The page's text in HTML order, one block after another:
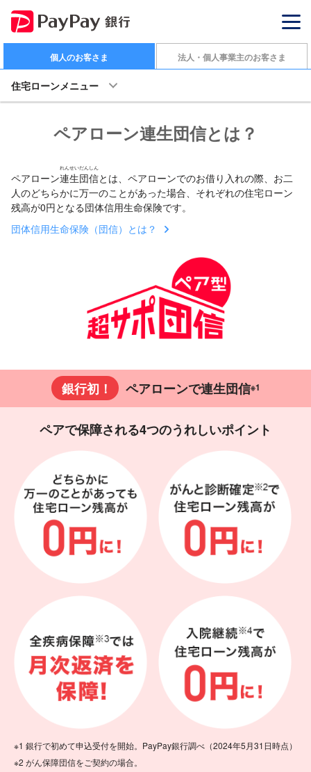
個人のお客さま 法人・個人事業主のお客さま
住宅ローンメニュー
ペアローン連生団信とは？
ペアローン連生団信
れんせいだんしん
とは、ペアローンでのお借り入れの際、お二
人のどちらかに万一のことがあった場合、それぞれの住宅ローン
残高が0円となる団体信用生命保険です。
団体信用生命保険（団信）とは？
銀行初！ ペアローンで連生団信※1
ペアで保障される4つのうれしいポイント
※1 銀行で初めて申込受付を開始。PayPay銀行調べ（2024年5月31日時点）
※2 がん保障団信をご契約の場合。